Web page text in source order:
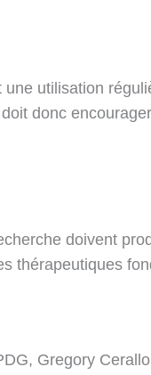
utilisation
donc
doivent
thérapeutiques
Gregory